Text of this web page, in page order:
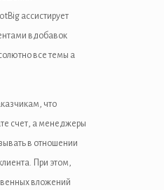
ассистирует
вдобавок
все темы а
что
счет, а менеджеры
в отношении
При этом,
вложений